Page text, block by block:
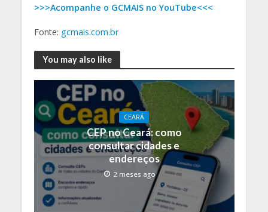
>>>Acompanhe o GCMAIS no YouTube<<<
Fonte: gcmais.com.br
You may also like
CEARÁ
CEP no Ceará: como
consultar cidades e
endereços
2 meses ago